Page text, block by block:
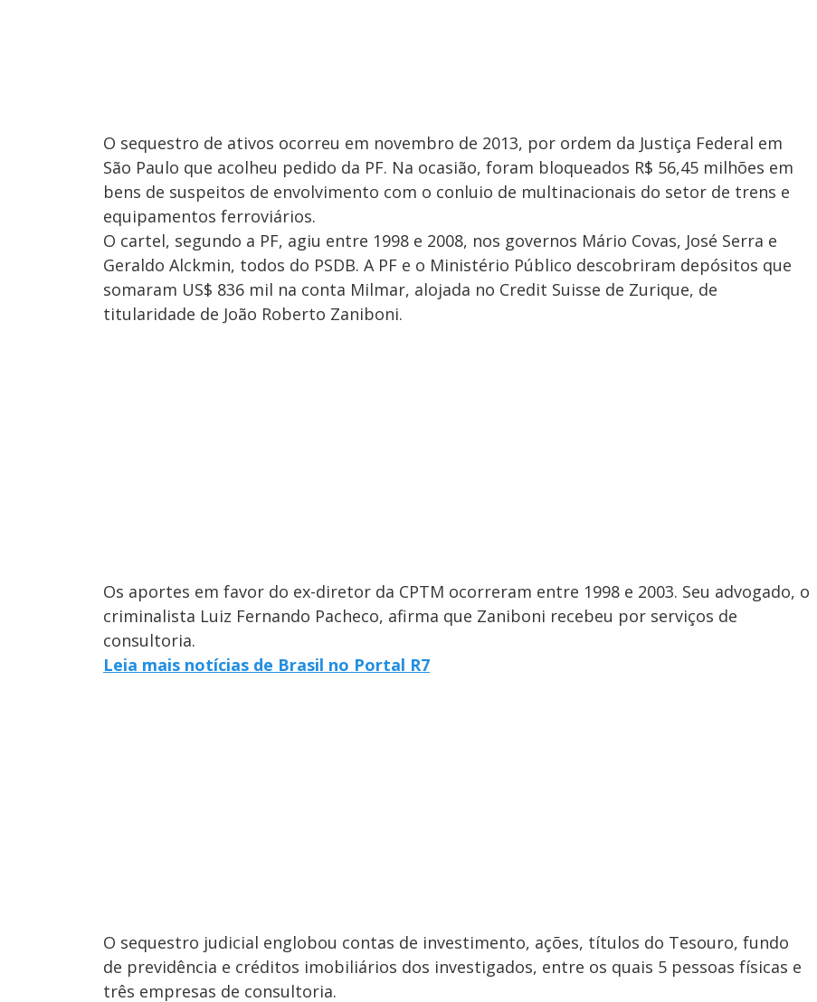
O sequestro de ativos ocorreu em novembro de 2013, por ordem da Justiça Federal em
São Paulo que acolheu pedido da PF. Na ocasião, foram bloqueados R$ 56,45 milhões em
bens de suspeitos de envolvimento com o conluio de multinacionais do setor de trens e
equipamentos ferroviários.
O cartel, segundo a PF, agiu entre 1998 e 2008, nos governos Mário Covas, José Serra e
Geraldo Alckmin, todos do PSDB. A PF e o Ministério Público descobriram depósitos que
somaram US$ 836 mil na conta Milmar, alojada no Credit Suisse de Zurique, de
titularidade de João Roberto Zaniboni.
Os aportes em favor do ex-diretor da CPTM ocorreram entre 1998 e 2003. Seu advogado, o
criminalista Luiz Fernando Pacheco, afirma que Zaniboni recebeu por serviços de
consultoria.
Leia mais notícias de Brasil no Portal R7
O sequestro judicial englobou contas de investimento, ações, títulos do Tesouro, fundo
de previdência e créditos imobiliários dos investigados, entre os quais 5 pessoas físicas e
três empresas de consultoria.